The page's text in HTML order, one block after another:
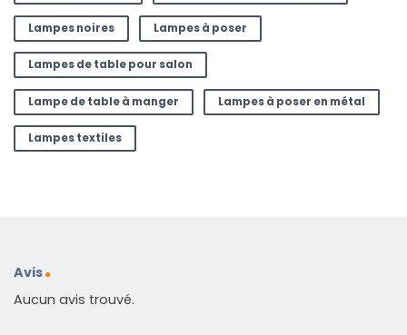
Lampes noires Lampes à poser
Lampes de table pour salon
Lampe de table à manger Lampes à poser en métal
Lampes textiles
Avis
Aucun avis trouvé.